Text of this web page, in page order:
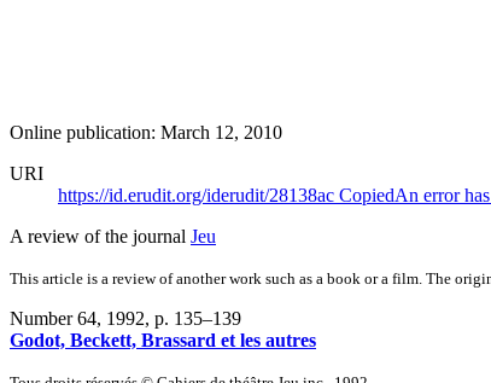
Online publication: March 12, 2010
URI
https://id.erudit.org/iderudit/28138ac CopiedAn error
A review of the journal Jeu
This article is a review of another work such as a book or a film. The
Number 64, 1992, p. 135–139
Godot, Beckett, Brassard et les autres